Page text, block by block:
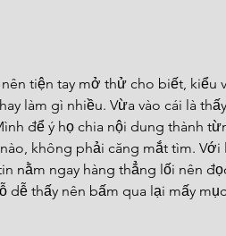
tiện tay mở thử cho biết, kiểu
làm gì nhiều. Vừa vào cái là
để ý họ chia nội dung thành
không phải căng mắt tìm. Với
nằm ngay hàng thẳng lối nên
dễ thấy nên bấm qua lại mấy